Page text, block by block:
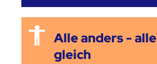
Alle anders - alle
gleich